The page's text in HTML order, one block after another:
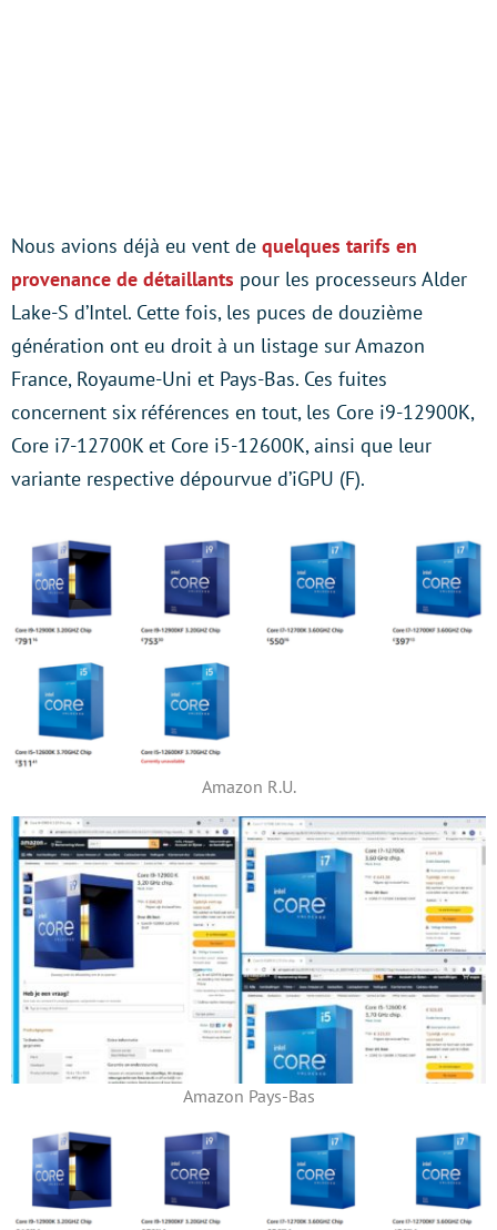
Nous avions déjà eu vent de quelques tarifs en
provenance de détaillants pour les processeurs Alder
Lake-S d’Intel. Cette fois, les puces de douzième
génération ont eu droit à un listage sur Amazon
France, Royaume-Uni et Pays-Bas. Ces fuites
concernent six références en tout, les Core i9-12900K,
Core i7-12700K et Core i5-12600K, ainsi que leur
variante respective dépourvue d’iGPU (F).
Amazon R.U.
Amazon Pays-Bas